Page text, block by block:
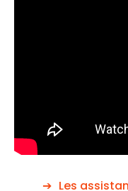
Les